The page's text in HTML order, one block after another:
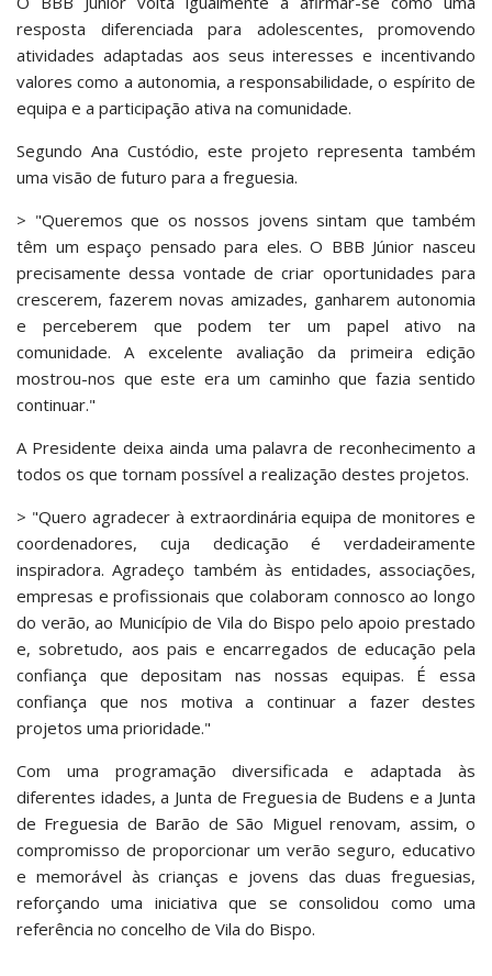
resposta diferenciada para adolescentes, promovendo
atividades adaptadas aos seus interesses e incentivando
valores como a autonomia, a responsabilidade, o espírito de
equipa e a participação ativa na comunidade.
Segundo Ana Custódio, este projeto representa também
uma visão de futuro para a freguesia.
> "Queremos que os nossos jovens sintam que também
têm um espaço pensado para eles. O BBB Júnior nasceu
precisamente dessa vontade de criar oportunidades para
crescerem, fazerem novas amizades, ganharem autonomia
e perceberem que podem ter um papel ativo na
comunidade. A excelente avaliação da primeira edição
mostrou-nos que este era um caminho que fazia sentido
continuar."
A Presidente deixa ainda uma palavra de reconhecimento a
todos os que tornam possível a realização destes projetos.
> "Quero agradecer à extraordinária equipa de monitores e
coordenadores, cuja dedicação é verdadeiramente
inspiradora. Agradeço também às entidades, associações,
empresas e profissionais que colaboram connosco ao longo
do verão, ao Município de Vila do Bispo pelo apoio prestado
e, sobretudo, aos pais e encarregados de educação pela
confiança que depositam nas nossas equipas. É essa
confiança que nos motiva a continuar a fazer destes
projetos uma prioridade."
Com uma programação diversificada e adaptada às
diferentes idades, a Junta de Freguesia de Budens e a Junta
de Freguesia de Barão de São Miguel renovam, assim, o
compromisso de proporcionar um verão seguro, educativo
e memorável às crianças e jovens das duas freguesias,
reforçando uma iniciativa que se consolidou como uma
referência no concelho de Vila do Bispo.